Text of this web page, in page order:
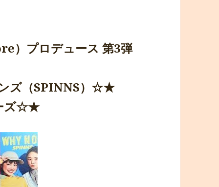
）プロデュース 第3弾
ズ（SPINNS）☆★
ズ☆★